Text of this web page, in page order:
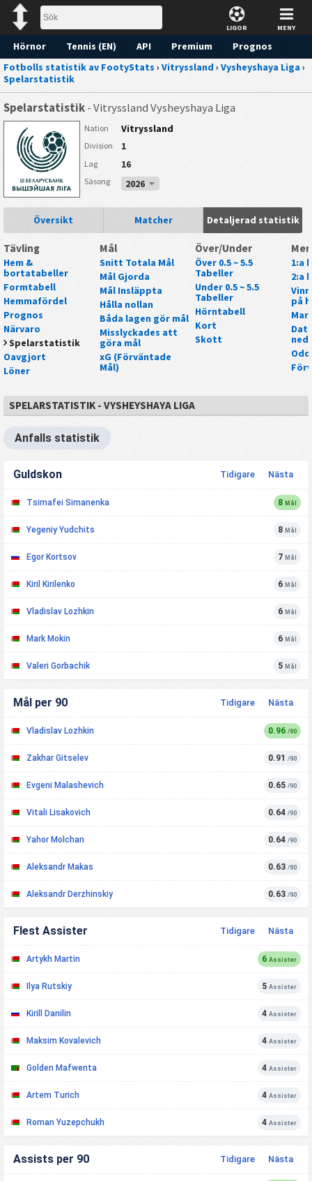
LIGOR MENY
Hörnor Tennis (EN) API Premium
Prognos
Fotbolls statistik av FootyStats › Vitryssland › Vysheyshaya Liga ›
Spelarstatistik
Spelarstatistik- Vitryssland Vysheyshaya Liga
Nation Vitryssland
Division 1
Lag 16
Säsong 2026
Översikt Matcher Detaljerad statistik
Tävling
Hem &
bortatabeller
Formtabell
Hemmafördel
Prognos
Närvaro
Spelarstatistik
Oavgjort
Löner
Mål
Snitt Totala Mål
Mål Gjorda
Mål Insläppta
Hålla nollan
Båda lagen gör mål
Misslyckades att
göra mål
xG (Förväntade
Mål)
Över/Under
Över 0.5 ~ 5.5
Tabeller
Under 0.5 ~ 5.5
Tabeller
Hörntabell
Kort
Skott
Mer
1:a
2:a
på
SPELARSTATISTIK - VYSHEYSHAYA LIGA
Anfalls statistik
Guldskon Tidigare Nästa
Tsimafei Simanenka 8 Mål
Yegeniy Yudchits 8 Mål
Egor Kortsov 7 Mål
Kiril Kirilenko 6 Mål
Vladislav Lozhkin 6 Mål
Mark Mokin 6 Mål
Valeri Gorbachik 5 Mål
Mål per 90 Tidigare Nästa
Vladislav Lozhkin 0.96 /90
Zakhar Gitselev 0.91 /90
Evgeni Malashevich 0.65 /90
Vitali Lisakovich 0.64 /90
Yahor Molchan 0.64 /90
Aleksandr Makas 0.63 /90
Aleksandr Derzhinskiy 0.63 /90
Flest Assister Tidigare Nästa
Artykh Martin 6 Assister
Ilya Rutskiy 5 Assister
Kirill Danilin 4 Assister
Maksim Kovalevich 4 Assister
Golden Mafwenta 4 Assister
Artem Turich 4 Assister
Roman Yuzepchukh 4 Assister
Assists per 90 Tidigare Nästa